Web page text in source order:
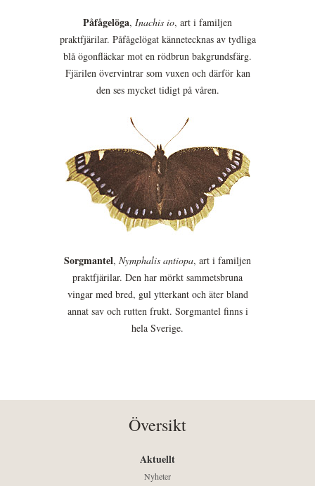
Påfågelöga, Inachis io, art i familjen
praktfjärilar. Påfågelögat kännetecknas av tydliga
blå ögonfläckar mot en rödbrun bakgrundsfärg.
Fjärilen övervintrar som vuxen och därför kan
den ses mycket tidigt på våren.
Sorgmantel, Nymphalis antiopa, art i familjen
praktfjärilar. Den har mörkt sammetsbruna
vingar med bred, gul ytterkant och äter bland
annat sav och rutten frukt. Sorgmantel finns i
hela Sverige.
Översikt
Aktuellt
Nyheter